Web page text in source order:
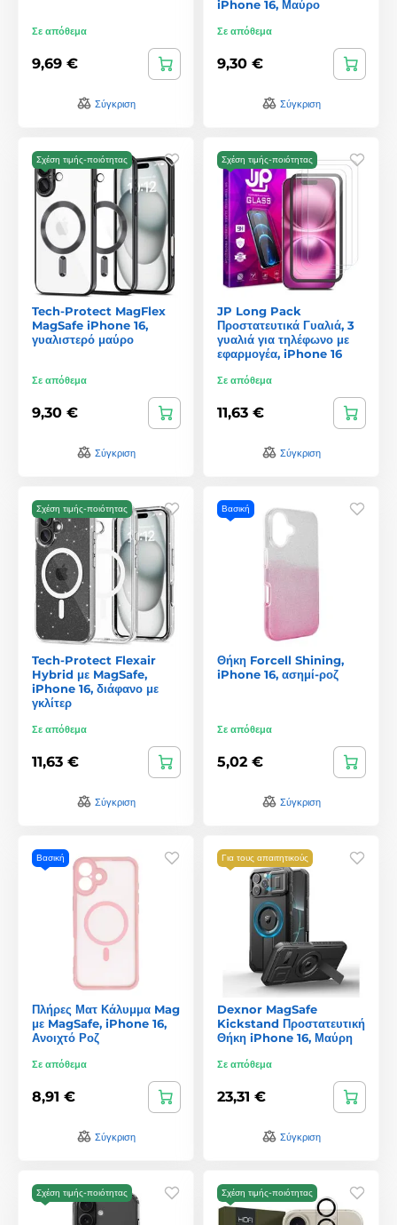
Σε απόθεμα
9,69 €
Σύγκριση
iPhone 16, Μαύρο
Σε απόθεμα
9,30 €
Σύγκριση
Σχέση τιμής-ποιότητας
Tech-Protect MagFlex
MagSafe iPhone 16,
γυαλιστερό μαύρο
Σε απόθεμα
9,30 €
Σύγκριση
Σχέση τιμής-ποιότητας
JP Long Pack
Προστατευτικά Γυαλιά, 3
γυαλιά για τηλέφωνο με
εφαρμογέα, iPhone 16
Σε απόθεμα
11,63 €
Σύγκριση
Σχέση τιμής-ποιότητας
Tech-Protect Flexair
Hybrid με MagSafe,
iPhone 16, διάφανο με
γκλίτερ
Σε απόθεμα
11,63 €
Σύγκριση
Βασική
Θήκη Forcell Shining,
iPhone 16, ασημί-ροζ
Σε απόθεμα
5,02 €
Σύγκριση
Βασική
Πλήρες Ματ Κάλυμμα Mag
με MagSafe, iPhone 16,
Ανοιχτό Ροζ
Σε απόθεμα
8,91 €
Σύγκριση
Για τους απαιτητικούς
Dexnor MagSafe
Kickstand Προστατευτική
Θήκη iPhone 16, Μαύρη
Σε απόθεμα
23,31 €
Σύγκριση
Σχέση τιμής-ποιότητας Σχέση τιμής-ποιότητας